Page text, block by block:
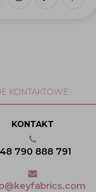
KONTAKTOWE
KONTAKT
790 888 791